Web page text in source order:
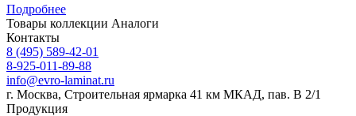
Подробнее
Товары коллекции Аналоги
Контакты
8 (495) 589-42-01
8-925-011-89-88
info@evro-laminat.ru
г. Москва, Строительная ярмарка 41 км МКАД, пав. В 2/1
Продукция